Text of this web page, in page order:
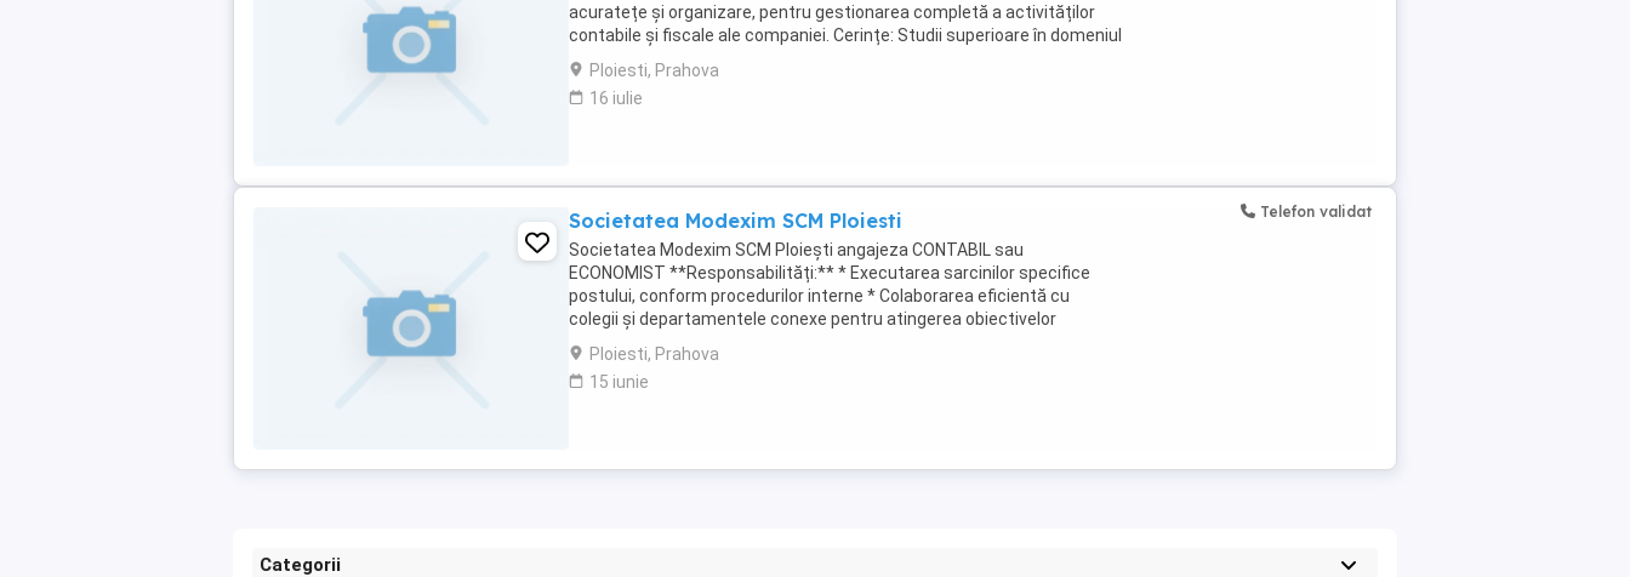
acuratețe și organizare, pentru gestionarea completă a activităților
contabile și fiscale ale companiei. Cerințe: Studii superioare în domeniul
economic; Cunoștințe ...
Ploiesti, Prahova
16 iulie
Societatea Modexim SCM Ploiesti
Societatea Modexim SCM Ploiești angajeza CONTABIL sau
ECONOMIST **Responsabilități:** * Executarea sarcinilor specifice
postului, conform procedurilor interne * Colaborarea eficientă cu
colegii și departamentele conexe pentru atingerea obiectivelor
comune. * Contribuția la optimizarea proceselor ...
Ploiesti, Prahova
15 iunie
Telefon validat
Categorii